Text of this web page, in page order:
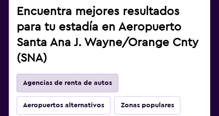
Encuentra mejores resultados
para tu estadía en Aeropuerto
Santa Ana J. Wayne/Orange Cnty
(SNA)
Agencias de renta de autos
Aeropuertos alternativos Zonas populares